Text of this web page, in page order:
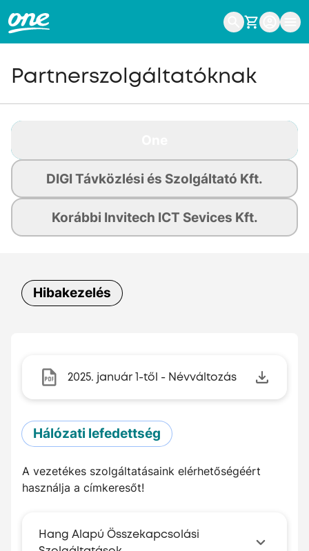
Partnerszolgáltatóknak
DIGI Távközlési és Szolgáltató Kft.
Korábbi Invitech ICT Sevices Kft.
Hibakezelés
2025. január 1-től - Névváltozás
Hálózati lefedettség
A vezetékes szolgáltatásaink elérhetőségéért
használja a címkeresőt!
Hang Alapú Összekapcsolási